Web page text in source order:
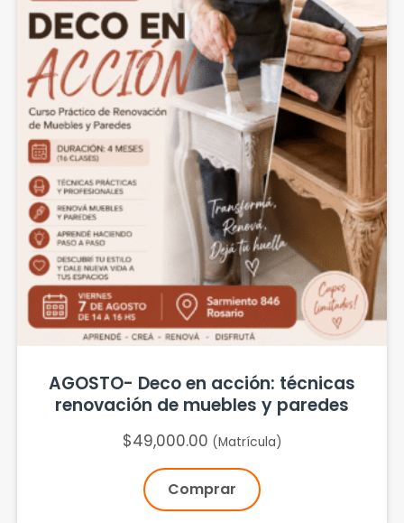
AGOSTO- Deco en acción: técnicas
renovación de muebles y paredes
$49,000.00 (Matrícula)
Comprar